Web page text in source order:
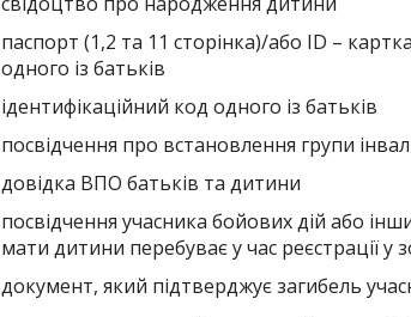
паспорт (1,2 та 11 сторінка)/або ID –
одного із батьків
ідентифікаційний код одного із батьків
посвідчення про встановлення групи
довідка ВПО батьків та дитини
посвідчення учасника бойових дій або
мати дитини перебуває у час реєстрації у
документ, який підтверджує загибель